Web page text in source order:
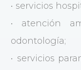
• servicios
• atención
odontología;
• servicios